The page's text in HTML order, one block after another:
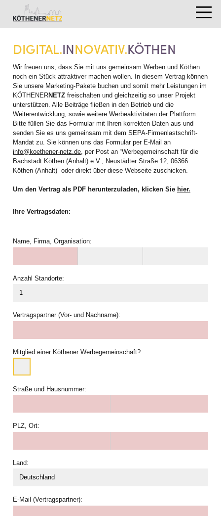
DIGITAL.INNOVATIV.KÖTHEN
Wir freuen uns, dass Sie mit uns gemeinsam Werben und Köthen
noch ein Stück attraktiver machen wollen. In diesem Vertrag können
Sie unsere Marketing-Pakete buchen und somit mehr Leistungen im
KÖTHENERNETZfreischalten und gleichzeitig so unser Projekt
unterstützen. Alle Beiträge fließen in den Betrieb und die
Weiterentwicklung, sowie weitere Werbeaktivitäten der Plattform.
Bitte füllen Sie das Formular mit Ihren korrekten Daten aus und
senden Sie es uns gemeinsam mit dem SEPA-Firmenlastschrift-
Mandat zu. Sie können uns das Formular per E-Mail an
info@koethener-netz.de, per Post an “Werbegemeinschaft für die
Bachstadt Köthen (Anhalt) e.V., Neustädter Straße 12, 06366
Köthen (Anhalt)” oder direkt über diese Webseite zuschicken.
Um den Vertrag als PDF herunterzuladen, klicken Sie hier.
Ihre Vertragsdaten:
Name, Firma, Organisation:
Anzahl Standorte:
Vertragspartner (Vor- und Nachname):
Mitglied einer Köthener Werbegemeinschaft?
Straße und Hausnummer:
PLZ, Ort:
Land:
E-Mail (Vertragspartner):